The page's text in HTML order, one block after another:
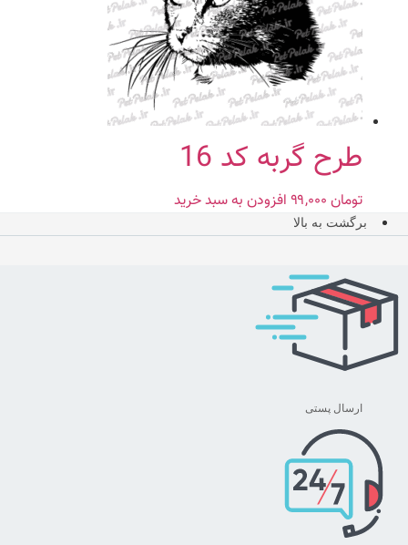
طرح گربه کد 16
تومان افزودن به سبد خرید
برگشت به بالا
ارسال پستی